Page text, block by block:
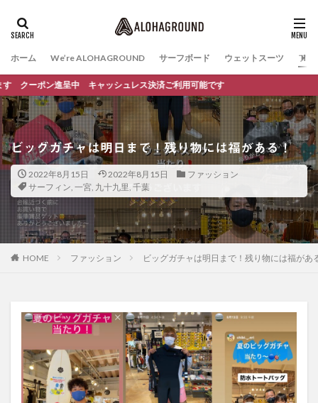
ホーム We’re ALOHAGROUND サーフボード ウェットスーツ ファ
呈中 キャッシュレス決済ご利用可能です
ビッグガチャは明日まで！残り物には福がある！
2022年8月15日 2022年8月15日
ファッション
サーフィン, 一宮, 九十九里, 千葉
HOME ファッション ビッグガチャは明日まで！残り物には福があ